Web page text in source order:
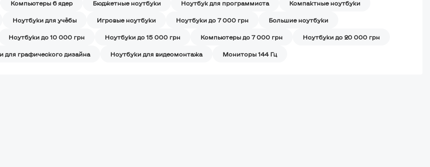
Компьютеры 6 ядер Бюджетные ноутбуки Ноутбук для программиста Компактные ноутбуки
Ноутбуки для учёбы Игровые ноутбуки Ноутбуки до 7 000 грн Большие ноутбуки
Ноутбуки до 10 000 грн Ноутбуки до 15 000 грн Компьютеры до 7 000 грн Ноутбуки до 20 000 грн
для графического дизайна Ноутбуки для видеомонтажа Мониторы 144 Гц